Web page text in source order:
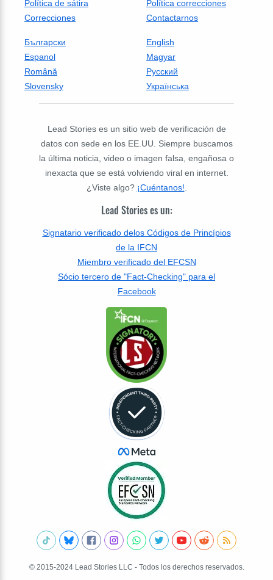
Política de sátira
Política correcciones
Correcciones
Contactarnos
Български
English
Espanol
Magyar
Română
Русский
Slovensky
Українська
Lead Stories es un sitio web de verificación de
datos con sede en los EE.UU. Siempre buscamos
la última noticia, video o imagen falsa, engañosa o
inexacta que se está volviendo viral en internet.
¿Viste algo? ¡Cuéntanos!
Lead Stories es un:
Signatario verificado delos Códigos de Princípios
de la IFCN
Miembro verificado del EFCSN
Sócio tercero de "Fact-Checking" para el
Facebook
© 2015-2024 Lead Stories LLC - Todos los derechos reservados.